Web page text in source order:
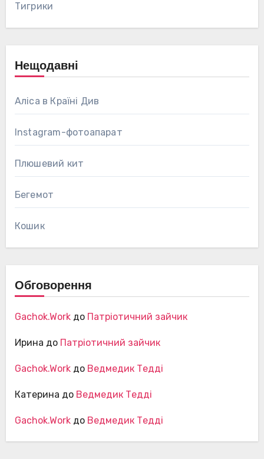
Тигрики
Нещодавні
Аліса в Країні Див
Instagram-фотоапарат
Плюшевий кит
Бегемот
Кошик
Обговорення
Gachok.Workдо Патріотичний зайчик
Ирина до Патріотичний зайчик
Gachok.Workдо Ведмедик Тедді
Катерина до Ведмедик Тедді
Gachok.Workдо Ведмедик Тедді